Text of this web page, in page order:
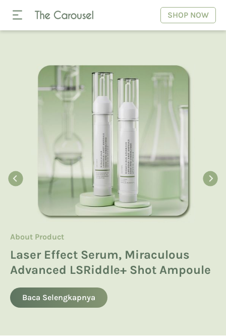
SHOP NOW
About Product
Laser Effect Serum, Miraculous
Advanced LSRiddle+ Shot Ampoule
Baca Selengkapnya
Hyaluronic Acid
Kandungan Skincare yang Boleh
dan Tidak Boleh untuk Ibu Hamil
Baca Selengkapnya
Manfaatkan Spikula, Inilah Avoskin
Miraculous LSRiddle+ Shot
Ampoule
Baca Selengkapnya
Product Knowledge
13 List Produk Avoskin Terbaik dan
Terlaris